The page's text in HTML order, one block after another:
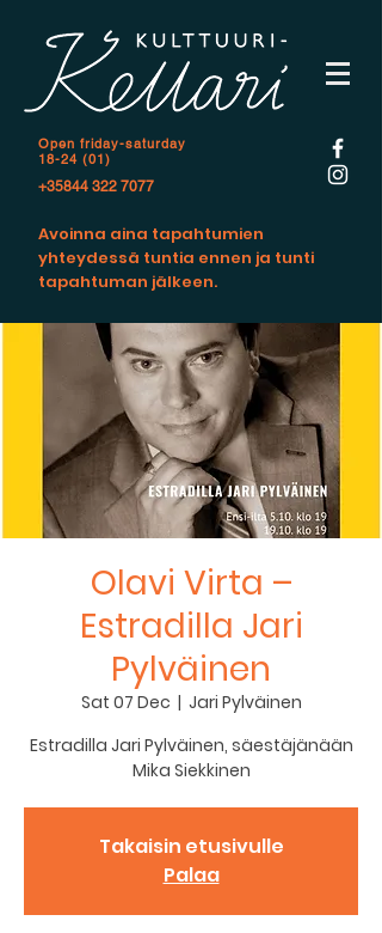
Open friday-saturday
18-24 (01)
+35844 322 7077
Avoinna aina tapahtumien
yhteydessä tuntia ennen ja tunti
tapahtuman jälkeen.
Olavi Virta –
Estradilla Jari
Pylväinen
Sat 07 Dec
  |
Jari Pylväinen
Estradilla Jari Pylväinen, säestäjänään
Mika Siekkinen
Takaisin etusivulle
Palaa